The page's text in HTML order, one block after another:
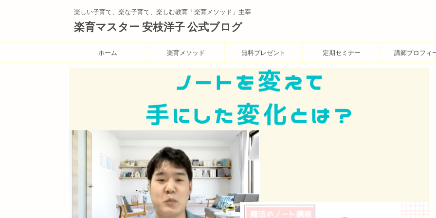
楽しい子育て、楽な子育て、楽しむ教育「楽育メソッド」主宰
楽育マスター 安枝洋子 公式ブログ
ホーム 楽育メソッド 無料プレゼント 定期セミナー 講師プロフィ